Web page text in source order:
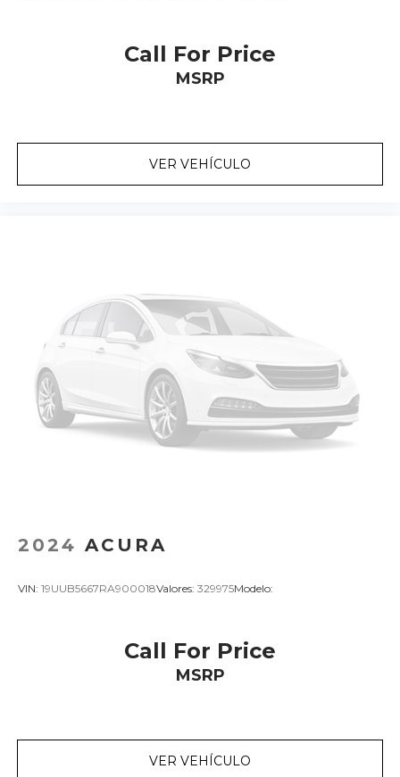
Call For Price
MSRP
VER VEHÍCULO
2024 ACURA
VIN: 19UUB5667RA900018Valores: 329975Modelo:
Call For Price
MSRP
VER VEHÍCULO